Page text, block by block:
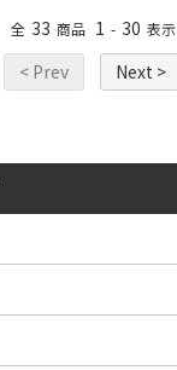
全 33 商品 1 - 30 表示
< Prev Next >